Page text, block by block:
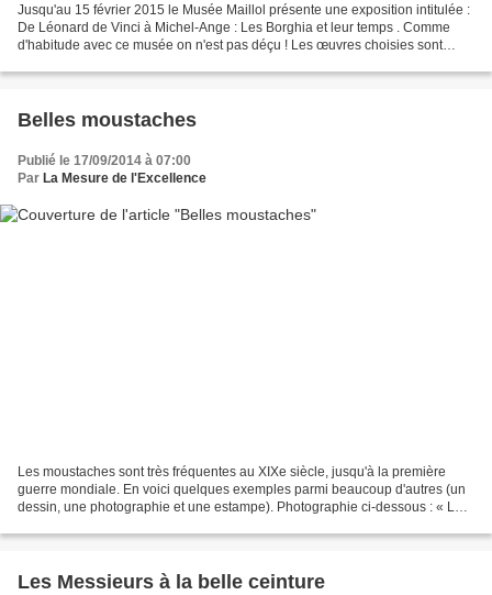
Jusqu'au 15 février 2015 le Musée Maillol présente une exposition intitulée :
De Léonard de Vinci à Michel-Ange : Les Borghia et leur temps . Comme
d'habitude avec ce musée on n'est pas déçu ! Les œuvres choisies sont
Belles moustaches
Publié le 17/09/2014 à 07:00
Par La Mesure de l'Excellence
Les moustaches sont très fréquentes au XIXe siècle, jusqu'à la première
guerre mondiale. En voici quelques exemples parmi beaucoup d'autres (un
dessin, une photographie et une estampe). Photographie ci-dessous : « LA
Les Messieurs à la belle ceinture